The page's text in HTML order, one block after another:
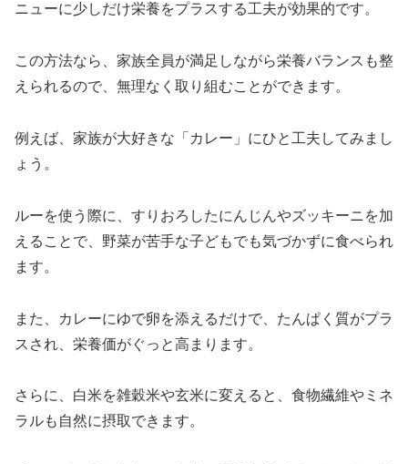
ニューに少しだけ栄養をプラスする工夫が効果的です。
この方法なら、家族全員が満足しながら栄養バランスも整
えられるので、無理なく取り組むことができます。
例えば、家族が大好きな「カレー」にひと工夫してみまし
ょう。
ルーを使う際に、すりおろしたにんじんやズッキーニを加
えることで、野菜が苦手な子どもでも気づかずに食べられ
ます。
また、カレーにゆで卵を添えるだけで、たんぱく質がプラ
スされ、栄養価がぐっと高まります。
さらに、白米を雑穀米や玄米に変えると、食物繊維やミネ
ラルも自然に摂取できます。